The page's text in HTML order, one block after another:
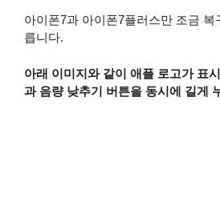
아이폰7과 아이폰7플러스만 조금
릅니다.
아래 이미지와 같이 애플 로고가 표
과 음량 낮추기 버튼을 동시에 길게